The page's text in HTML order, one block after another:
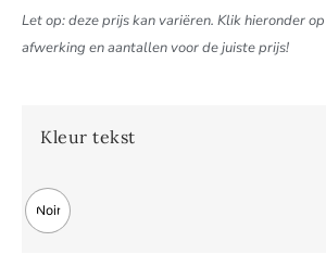
Let op: deze prijs kan variëren. Klik hieronder
afwerking en aantallen voor de juiste prijs!
Kleur tekst
Noir